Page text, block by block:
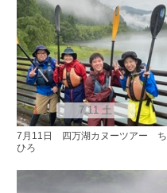
7.11 土
7月11日 四万湖カヌーツアー ち
ひろ